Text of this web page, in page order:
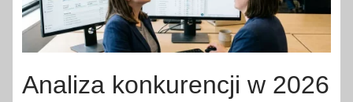
Analiza konkurencji w 2026